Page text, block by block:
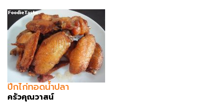
ปีกไก่ทอดน้ำปลา
ครัวคุณวาสน์